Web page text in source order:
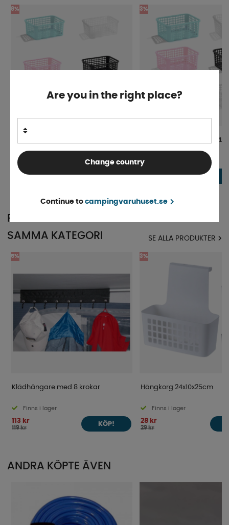
8%
11 kr KÖP!
3%
Förvaringskorg Rondo 12L
28 kr
POPULÄRT INOM
SAMMA KATEGORI
SE ALLA PRODUKTER
5%
Klädhängare med 8 krokar
Finns i lager
113 kr
119 kr
KÖP!
3%
Hängkorg 24x10x25cm
Finns i lager
28 kr
29 kr
ANDRA KÖPTE ÄVEN
Are you in the right place?
Change country
Continue to campingvaruhuset.se